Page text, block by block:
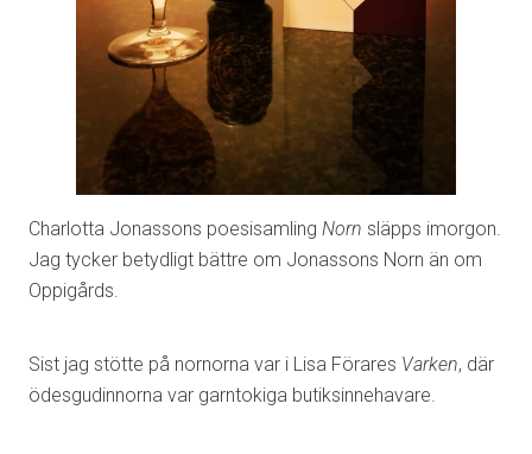
Charlotta Jonassons poesisamling Norn släpps imorgon.
Jag tycker betydligt bättre om Jonassons Norn än om
Oppigårds.
Sist jag stötte på nornorna var i Lisa Förares Varken, där
ödesgudinnorna var garntokiga butiksinnehavare.